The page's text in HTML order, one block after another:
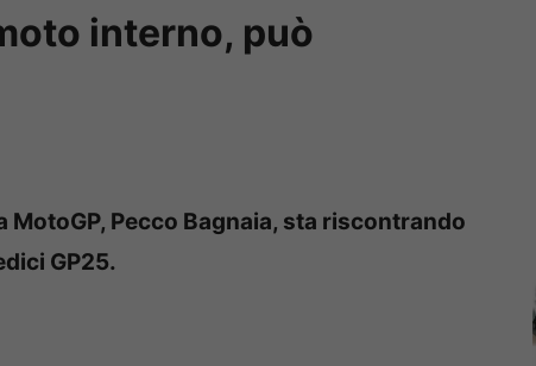
interno, può
Pecco Bagnaia, sta riscontrando
GP25.